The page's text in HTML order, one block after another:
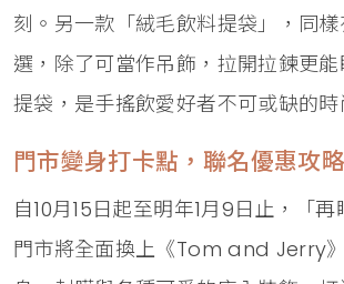
刻。另一款「絨毛飲料提袋」，同
選，除了可當作吊飾，拉開拉鍊更
提袋，是手搖飲愛好者不可或缺的時
門市變身打卡點，聯名優惠攻
自10月15日起至明年1月9日止，「
門市將全面換上《Tom and Jerry